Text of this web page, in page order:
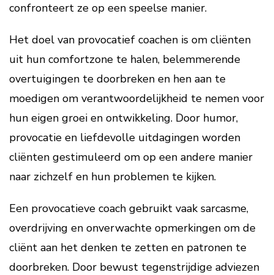
confronteert ze op een speelse manier.
Het doel van provocatief coachen is om cliënten
uit hun comfortzone te halen, belemmerende
overtuigingen te doorbreken en hen aan te
moedigen om verantwoordelijkheid te nemen voor
hun eigen groei en ontwikkeling. Door humor,
provocatie en liefdevolle uitdagingen worden
cliënten gestimuleerd om op een andere manier
naar zichzelf en hun problemen te kijken.
Een provocatieve coach gebruikt vaak sarcasme,
overdrijving en onverwachte opmerkingen om de
cliënt aan het denken te zetten en patronen te
doorbreken. Door bewust tegenstrijdige adviezen